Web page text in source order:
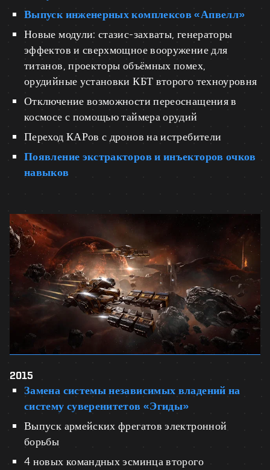
Выпуск инженерных комплексов «Апвелл»
Новые модули: стазис-захваты, генераторы
эффектов и сверхмощное вооружение для
титанов, проекторы объёмных помех,
орудийные установки КБТ второго техноуровня
Отключение возможности переоснащения в
космосе с помощью таймера орудий
Переход КАРов с дронов на истребители
Появление экстракторов и инъекторов очков
навыков
2015
Замена системы независимых владений на
систему суверенитетов «Эгиды»
Выпуск армейских фрегатов электронной
борьбы
4 новых командных эсминца второго